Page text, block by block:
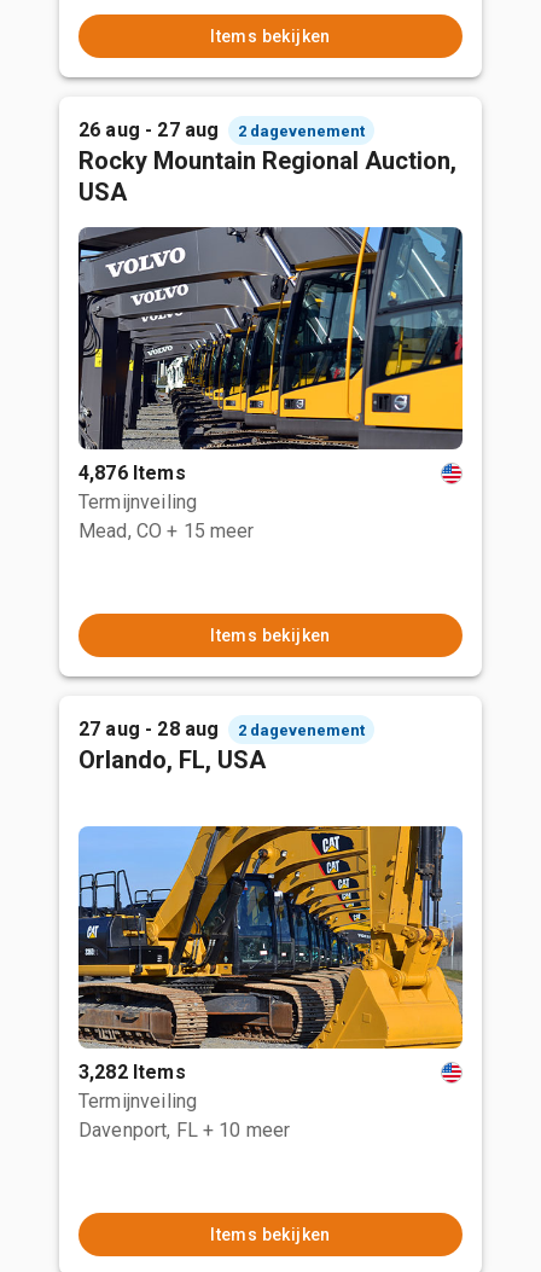
Items bekijken
26 aug - 27 aug 2 dagevenement
Rocky Mountain Regional Auction,
USA
4,876 Items
Termijnveiling
Mead, CO + 15 meer
Items bekijken
27 aug - 28 aug 2 dagevenement
Orlando, FL, USA
3,282 Items
Termijnveiling
Davenport, FL + 10 meer
Items bekijken